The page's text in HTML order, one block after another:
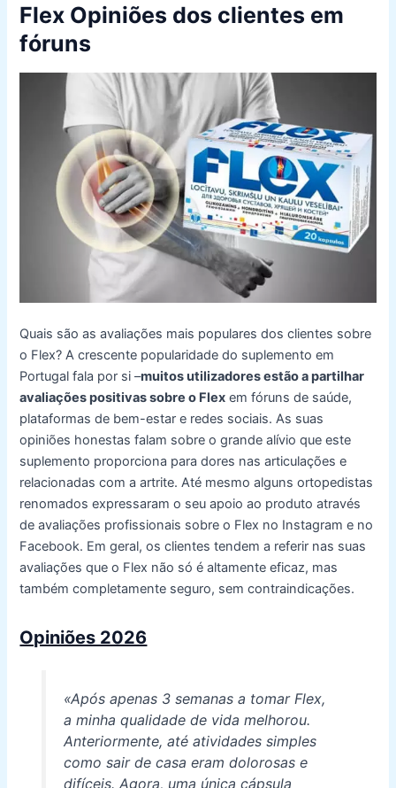
Flex Opiniões dos clientes em
fóruns
Quais são as avaliações mais populares dos clientes sobre
o Flex? A crescente popularidade do suplemento em
Portugal fala por si –muitos utilizadores estão a partilhar
avaliações positivas sobre o Flex em fóruns de saúde,
plataformas de bem-estar e redes sociais. As suas
opiniões honestas falam sobre o grande alívio que este
suplemento proporciona para dores nas articulações e
relacionadas com a artrite. Até mesmo alguns ortopedistas
renomados expressaram o seu apoio ao produto através
de avaliações profissionais sobre o Flex no Instagram e no
Facebook. Em geral, os clientes tendem a referir nas suas
avaliações que o Flex não só é altamente eficaz, mas
também completamente seguro, sem contraindicações.
Opiniões 2026
«Após apenas 3 semanas a tomar Flex,
a minha qualidade de vida melhorou.
Anteriormente, até atividades simples
como sair de casa eram dolorosas e
difíceis. Agora, uma única cápsula